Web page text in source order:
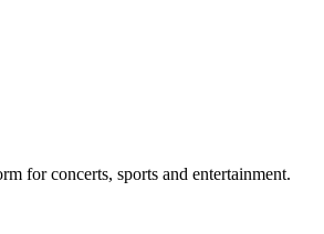
for concerts, sports and entertainment.